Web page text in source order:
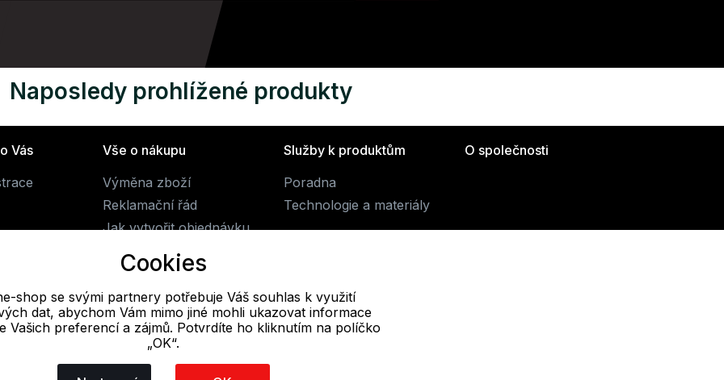
Naposledy prohlížené produkty
Vás
Vše o nákupu
Výměna zboží
Reklamační řád
Jak vytvořit objednávku
Obchodní podmínky
Doprava
Služby k produktům
Poradna
Technologie a materiály
O společnosti
E-mail
obchod@alpine-shop.cz
Cookies
shop se svými partnery potřebuje Váš souhlas k využití
dat, abychom Vám mimo jiné mohli ukazovat informace
Vašich preferencí a zájmů. Potvrdíte ho kliknutím na políčko
„OK“.